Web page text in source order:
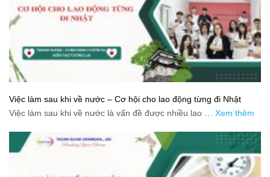
Việc làm sau khi về nước – Cơ hội cho lao động từng đi Nhật
Việc làm sau khi về nước là vấn đề được nhiều lao … Xem thêm